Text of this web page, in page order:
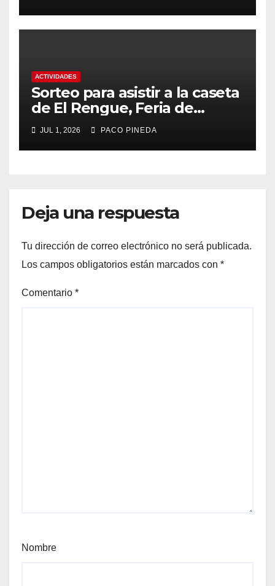
ACTIVIDADES
Sorteo para asistir a la caseta
de El Rengue, Feria de
Málaga 2026
JUL 1, 2026 PACO PINEDA
Deja una respuesta
Tu dirección de correo electrónico no será publicada.
Los campos obligatorios están marcados con *
Comentario *
Nombre